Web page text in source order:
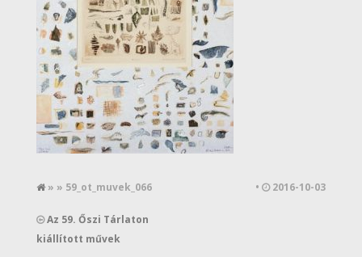
» » 59_ot_muvek_066 • 2016-10-03
Az 59. Őszi Tárlaton
kiállított művek